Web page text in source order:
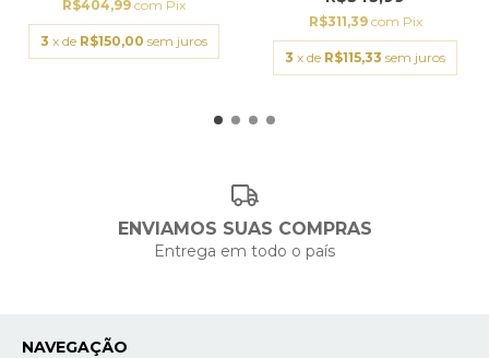
R$404,99 com Pix
3 x de R$150,00 sem juros
R$311,39 com Pix
3 x de R$115,33 sem juros
ENVIAMOS SUAS COMPRAS
Entrega em todo o país
NAVEGAÇÃO